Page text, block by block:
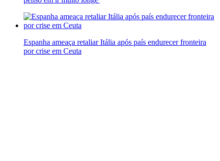
Espanha ameaça retaliar Itália após país endurecer fronteira
por crise em Ceuta